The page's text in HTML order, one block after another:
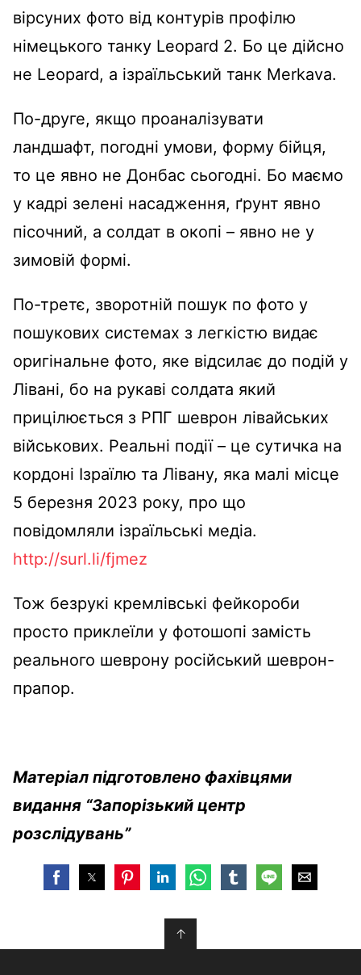
вірсуних фото від контурів профілю
німецького танку Leopard 2. Бо це дійсно
не Leopard, а ізраїльський танк Merkavа.
По-друге, якщо проаналізувати
ландшафт, погодні умови, форму бійця,
то це явно не Донбас сьогодні. Бо маємо
у кадрі зелені насадження, ґрунт явно
пісочний, а солдат в окопі – явно не у
зимовій формі.
По-третє, зворотній пошук по фото у
пошукових системах з легкістю видає
оригінальне фото, яке відсилає до подій у
Лівані, бо на рукаві солдата який
прицілюється з РПГ шеврон лівайських
військових. Реальні події – це сутичка на
кордоні Ізраїлю та Лівану, яка малі місце
5 березня 2023 року, про що
повідомляли ізраїльські медіа.
http://surl.li/fjmez
Тож безрукі кремлівські фейкороби
просто приклеїли у фотошопі замість
реального шеврону російський шеврон-
прапор.
Матеріал підготовлено фахівцями
видання “Запорізький центр
розслідувань”
↑